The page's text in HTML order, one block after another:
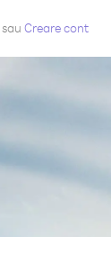
sau Creare cont